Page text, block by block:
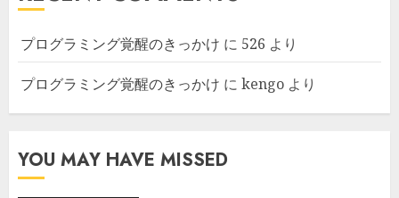
プログラミング覚醒のきっかけ に 526 より
プログラミング覚醒のきっかけ に kengo より
YOU MAY HAVE MISSED